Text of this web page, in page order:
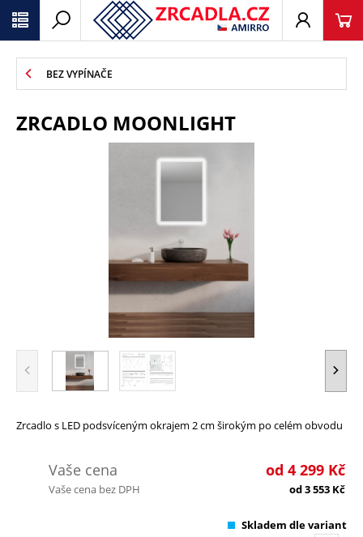
BEZ VYPÍNAČE
ZRCADLO MOONLIGHT
Zrcadlo s LED podsvíceným okrajem 2 cm širokým po celém obvodu
Vaše cena od 4 299 Kč
Vaše cena bez DPH od3 553 Kč
Skladem dle variant